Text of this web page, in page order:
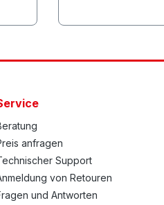
anfragen
Support
von Retouren
und Antworten